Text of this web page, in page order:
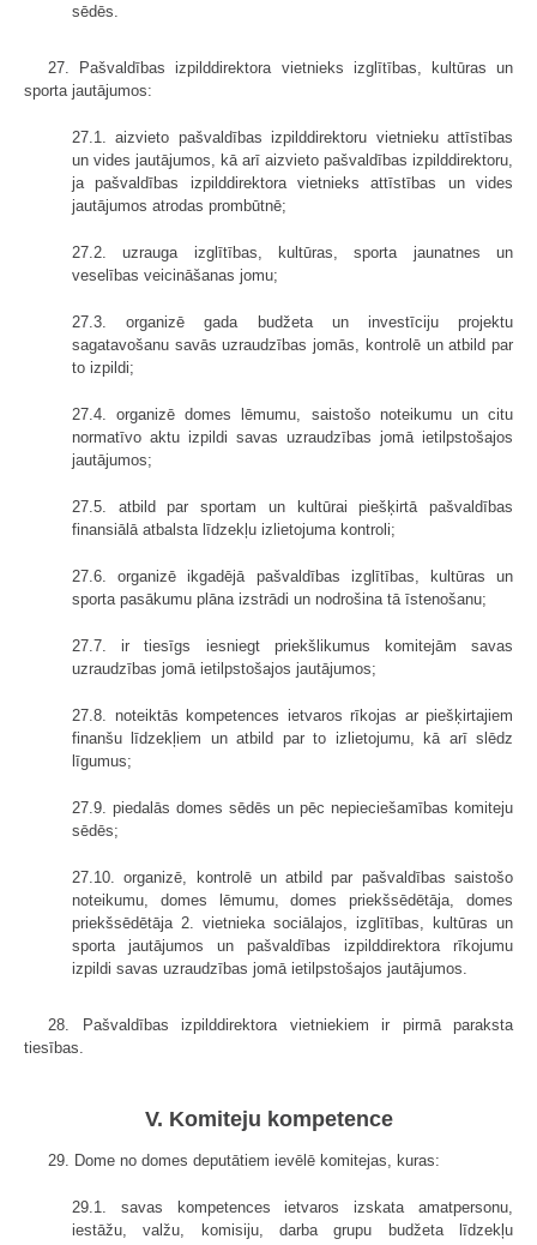
sēdēs.
27. Pašvaldības izpilddirektora vietnieks izglītības, kultūras un
sporta jautājumos:
27.1. aizvieto pašvaldības izpilddirektoru vietnieku attīstības
un vides jautājumos, kā arī aizvieto pašvaldības izpilddirektoru,
ja pašvaldības izpilddirektora vietnieks attīstības un vides
jautājumos atrodas prombūtnē;
27.2. uzrauga izglītības, kultūras, sporta jaunatnes un
veselības veicināšanas jomu;
27.3. organizē gada budžeta un investīciju projektu
sagatavošanu savās uzraudzības jomās, kontrolē un atbild par
to izpildi;
27.4. organizē domes lēmumu, saistošo noteikumu un citu
normatīvo aktu izpildi savas uzraudzības jomā ietilpstošajos
jautājumos;
27.5. atbild par sportam un kultūrai piešķirtā pašvaldības
finansiālā atbalsta līdzekļu izlietojuma kontroli;
27.6. organizē ikgadējā pašvaldības izglītības, kultūras un
sporta pasākumu plāna izstrādi un nodrošina tā īstenošanu;
27.7. ir tiesīgs iesniegt priekšlikumus komitejām savas
uzraudzības jomā ietilpstošajos jautājumos;
27.8. noteiktās kompetences ietvaros rīkojas ar piešķirtajiem
finanšu līdzekļiem un atbild par to izlietojumu, kā arī slēdz
līgumus;
27.9. piedalās domes sēdēs un pēc nepieciešamības komiteju
sēdēs;
27.10. organizē, kontrolē un atbild par pašvaldības saistošo
noteikumu, domes lēmumu, domes priekšsēdētāja, domes
priekšsēdētāja 2. vietnieka sociālajos, izglītības, kultūras un
sporta jautājumos un pašvaldības izpilddirektora rīkojumu
izpildi savas uzraudzības jomā ietilpstošajos jautājumos.
28. Pašvaldības izpilddirektora vietniekiem ir pirmā paraksta
tiesības.
V. Komiteju kompetence
29. Dome no domes deputātiem ievēlē komitejas, kuras:
29.1. savas kompetences ietvaros izskata amatpersonu,
iestāžu, valžu, komisiju, darba grupu budžeta līdzekļu